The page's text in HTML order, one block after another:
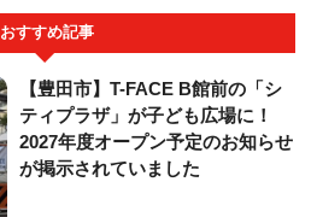
おすすめ記事
【豊田市】T-FACE B館前の「シ
ティプラザ」が子ども広場に！
2027年度オープン予定のお知らせ
が掲示されていました